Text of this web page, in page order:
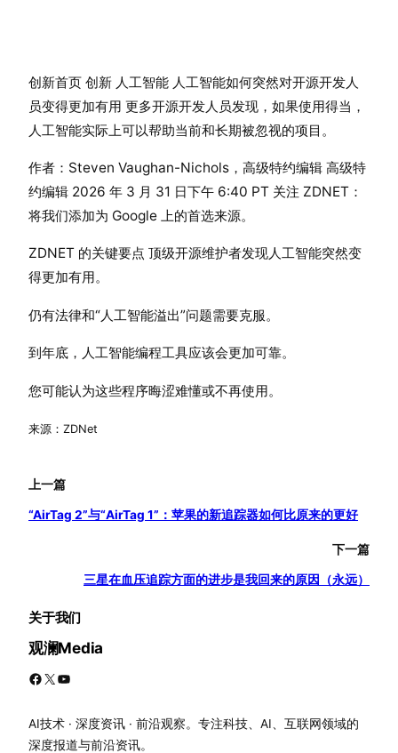
创新首页 创新 人工智能 人工智能如何突然对开源开发人
员变得更加有用 更多开源开发人员发现，如果使用得当，
人工智能实际上可以帮助当前和长期被忽视的项目。
作者：Steven Vaughan-Nichols，高级特约编辑 高级特
约编辑 2026 年 3 月 31 日下午 6:40 PT 关注 ZDNET：
将我们添加为 Google 上的首选来源。
ZDNET 的关键要点 顶级开源维护者发现人工智能突然变
得更加有用。
仍有法律和“人工智能溢出”问题需要克服。
到年底，人工智能编程工具应该会更加可靠。
您可能认为这些程序晦涩难懂或不再使用。
来源：ZDNet
上一篇
“AirTag 2”与“AirTag 1”：苹果的新追踪器如何比原来的更好
下一篇
三星在血压追踪方面的进步是我回来的原因（永远）
关于我们
观澜Media
Facebook X YouTube
AI技术 · 深度资讯 · 前沿观察。专注科技、AI、互联网领域的
深度报道与前沿资讯。